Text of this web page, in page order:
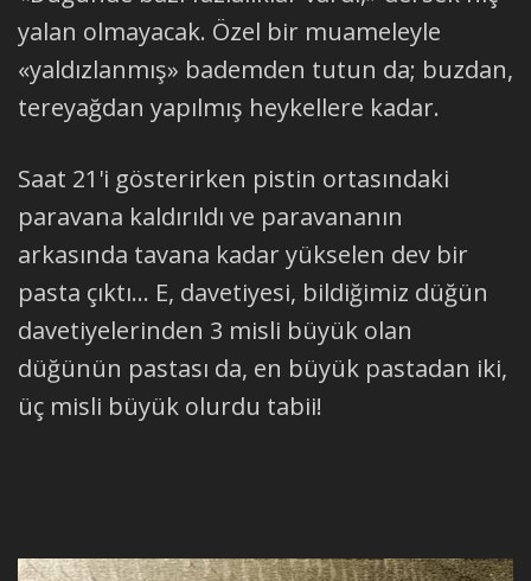
yalan olmayacak. Özel bir muameleyle
«yaldızlanmış» bademden tutun da; buzdan,
tereyağdan yapılmış heykellere kadar.
Saat 21'i gösterirken pistin ortasındaki
paravana kaldırıldı ve paravananın
arkasında tavana kadar yükselen dev bir
pasta çıktı... E, davetiyesi, bildiğimiz düğün
davetiyelerinden 3 misli büyük olan
düğünün pastası da, en büyük pastadan iki,
üç misli büyük olurdu tabii!